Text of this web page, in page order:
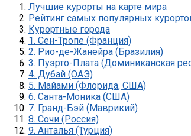
Лучшие курорты на карте мира
Рейтинг самых популярных
Курортные города
1. Сен-Тропе (Франция)
2. Рио-де-Жанейра (Бразилия)
3. Пуэрто-Плата (Доминиканская
4. Дубай (ОАЭ)
5. Майами (Флорида, США)
6. Санта-Моника (США)
7. Гранд-Бэй (Маврикий)
8. Сочи (Россия)
9. Анталья (Турция)